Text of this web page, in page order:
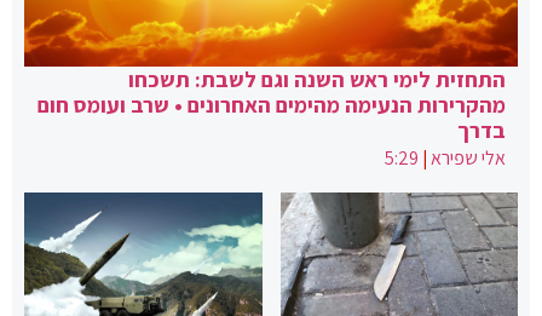
התחזית לימי ראש השנה וגם לשבת: תשכחו
מהקרירות הנעימה מהימים האחרונים • שרב ועומס חום
בדרך
אלי שפירא|
5:29